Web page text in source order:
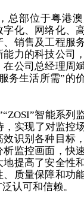
总部位于粤港
化、网络化、
销售及工程服
力的科技公司
公司总经理周
务生活所需”的
”智能系列
实现了对监控
识别各种目标
监控画面，快
提高了安全性
质量保障和功
认可和信赖。